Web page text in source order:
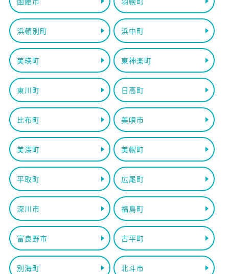
浜頓別町 浜中町
美瑛町 東神楽町
東川町 日高町
比布町 美唄市
美深町 美幌町
平取町 広尾町
深川市 福島町
富良野市 古平町
別海町 北斗市